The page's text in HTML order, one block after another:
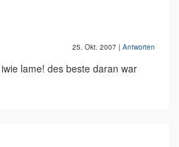
25. Okt. 2007 | Antworten
lame! des beste daran war